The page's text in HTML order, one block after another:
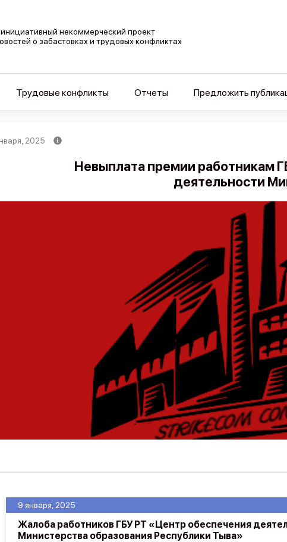
некоммерческий проект
о забастовках и трудовых конфликтах
Трудовые конфликты Отчеты Предложить
2025
Невыплата премии работникам
деятельности
9 января, 2025
Жалоба работников ГБУ РТ «Центр обеспечения
Министерства образования Республики Тыва»